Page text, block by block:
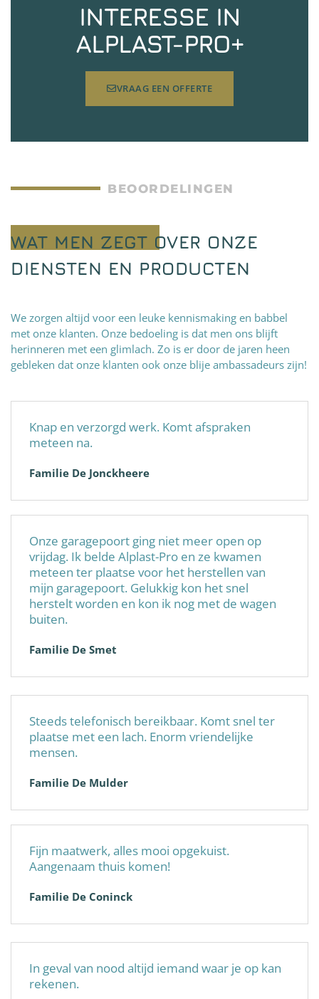
INTERESSE IN
ALPLAST-PRO+
VRAAG EEN OFFERTE
BEOORDELINGEN
WAT MEN ZEGT OVER ONZE
DIENSTEN EN PRODUCTEN
We zorgen altijd voor een leuke kennismaking en babbel
met onze klanten. Onze bedoeling is dat men ons blijft
herinneren met een glimlach. Zo is er door de jaren heen
gebleken dat onze klanten ook onze blije ambassadeurs zijn!
Knap en verzorgd werk. Komt afspraken
meteen na.
Familie De Jonckheere
Onze garagepoort ging niet meer open op
vrijdag. Ik belde Alplast-Pro en ze kwamen
meteen ter plaatse voor het herstellen van
mijn garagepoort. Gelukkig kon het snel
herstelt worden en kon ik nog met de wagen
buiten.
Familie De Smet
Steeds telefonisch bereikbaar. Komt snel ter
plaatse met een lach. Enorm vriendelijke
mensen.
Familie De Mulder
Fijn maatwerk, alles mooi opgekuist.
Aangenaam thuis komen!
Familie De Coninck
In geval van nood altijd iemand waar je op kan
rekenen.